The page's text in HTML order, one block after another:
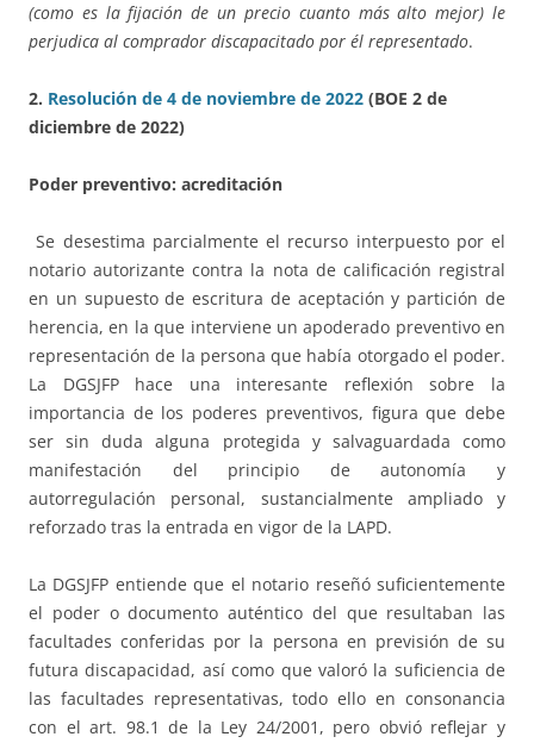
(como es la fijación de un precio cuanto más alto mejor) le
perjudica al comprador discapacitado por él representado.
2. Resolución de 4 de noviembre de 2022 (BOE 2 de
diciembre de 2022)
Poder preventivo: acreditación
Se desestima parcialmente el recurso interpuesto por el
notario autorizante contra la nota de calificación registral
en un supuesto de escritura de aceptación y partición de
herencia, en la que interviene un apoderado preventivo en
representación de la persona que había otorgado el poder.
La DGSJFP hace una interesante reflexión sobre la
importancia de los poderes preventivos, figura que debe
ser sin duda alguna protegida y salvaguardada como
manifestación del principio de autonomía y
autorregulación personal, sustancialmente ampliado y
reforzado tras la entrada en vigor de la LAPD.
La DGSJFP entiende que el notario reseñó suficientemente
el poder o documento auténtico del que resultaban las
facultades conferidas por la persona en previsión de su
futura discapacidad, así como que valoró la suficiencia de
las facultades representativas, todo ello en consonancia
con el art. 98.1 de la Ley 24/2001, pero obvió reflejar y